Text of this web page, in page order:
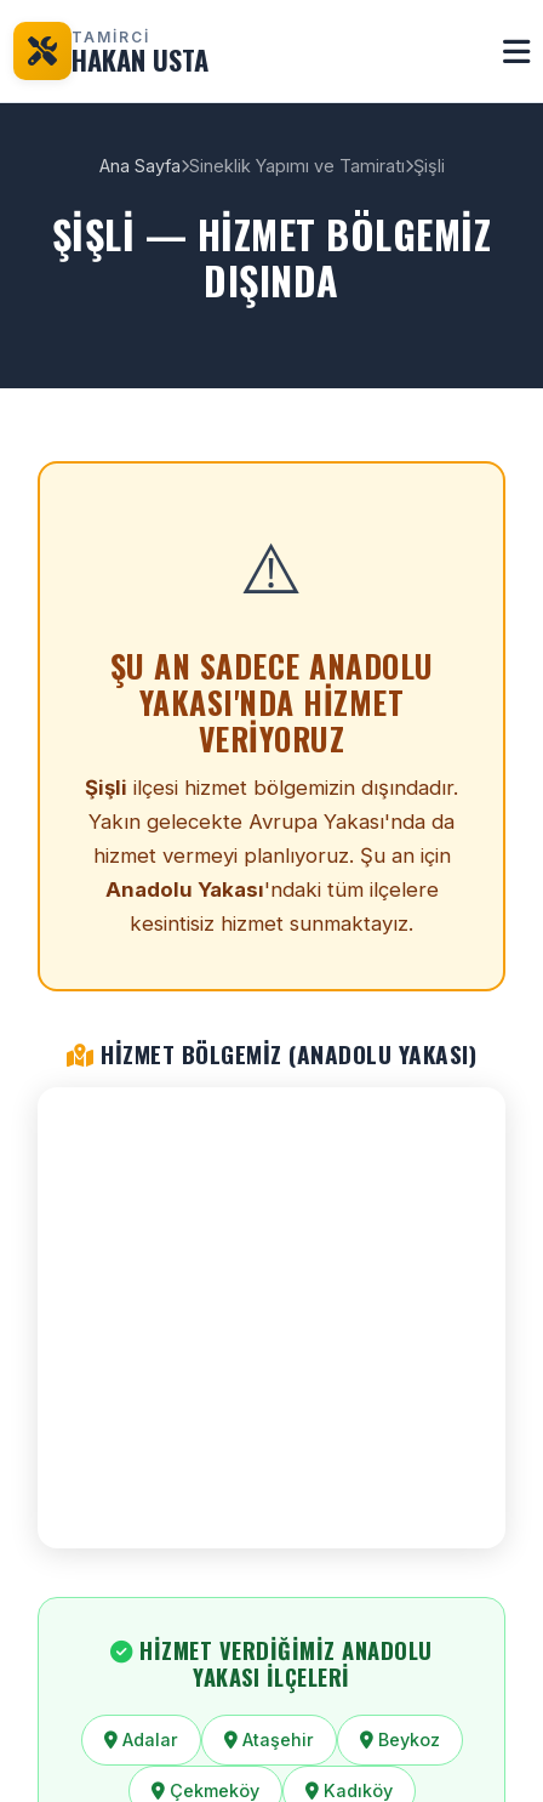
TAMİRCİ
HAKAN USTA
Ana Sayfa Sineklik Yapımı ve Tamiratı Şişli
ŞIŞLI — HIZMET BÖLGEMIZ
DIŞINDA
⚠️
ŞU AN SADECE ANADOLU
YAKASI'NDA HIZMET
VERIYORUZ
Şişli ilçesi hizmet bölgemizin dışındadır.
Yakın gelecekte Avrupa Yakası'nda da
hizmet vermeyi planlıyoruz. Şu an için
Anadolu Yakası'ndaki tüm ilçelere
kesintisiz hizmet sunmaktayız.
HIZMET BÖLGEMIZ (ANADOLU YAKASI)
HIZMET VERDIĞIMIZ ANADOLU
YAKASI İLÇELERI
Adalar Ataşehir Beykoz
Çekmeköy Kadıköy